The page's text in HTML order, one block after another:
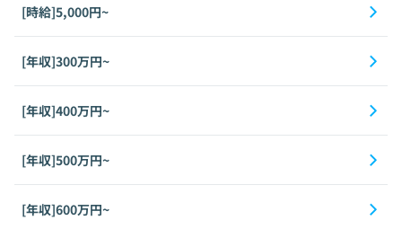
[時給]5,000円~
[年収]300万円~
[年収]400万円~
[年収]500万円~
[年収]600万円~